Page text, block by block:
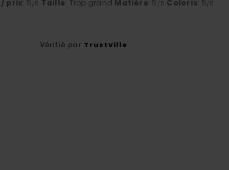
prix: 5/5 Taille: Trop grand Matière: 5 /5 Coloris: 5/5
Vérifié par TrustVille